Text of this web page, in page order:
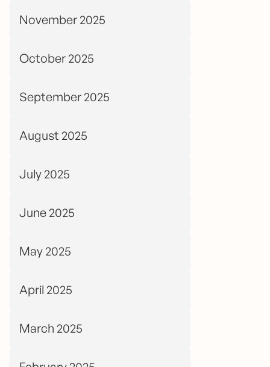
November 2025
October 2025
September 2025
August 2025
July 2025
June 2025
May 2025
April 2025
March 2025